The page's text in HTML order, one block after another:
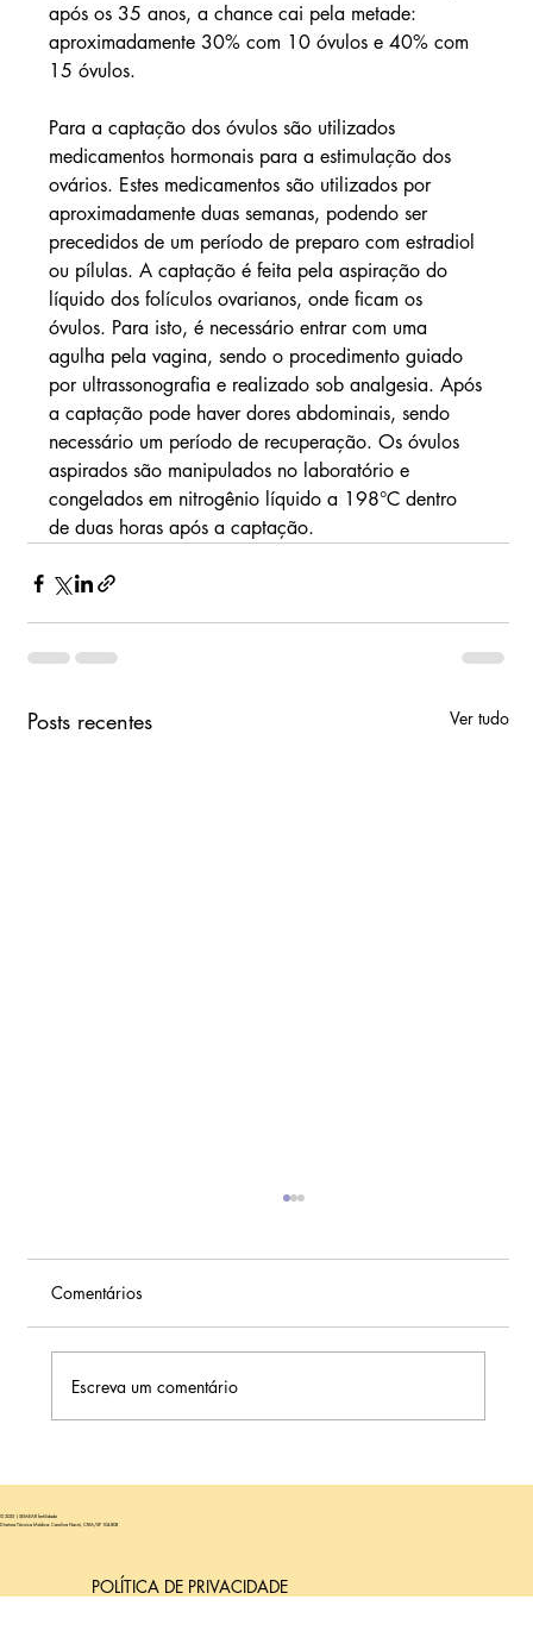
após os 35 anos, a chance cai pela metade:
aproximadamente 30% com 10 óvulos e 40% com
15 óvulos.
Para a captação dos óvulos são utilizados
medicamentos hormonais para a estimulação dos
ovários. Estes medicamentos são utilizados por
aproximadamente duas semanas, podendo ser
precedidos de um período de preparo com estradiol
ou pílulas. A captação é feita pela aspiração do
líquido dos folículos ovarianos, onde ficam os
óvulos. Para isto, é necessário entrar com uma
agulha pela vagina, sendo o procedimento guiado
por ultrassonografia e realizado sob analgesia. Após
a captação pode haver dores abdominais, sendo
necessário um período de recuperação. Os óvulos
aspirados são manipulados no laboratório e
congelados em nitrogênio líquido a ­198°C dentro
de duas horas após a captação.
Posts recentes Ver tudo
Física Durante a FIV?
Comentários
Escreva um comentário
© 2025 | SEMEAR fertilidade
Diretora Técnica Médica: Carolina Nastri, CRM/SP 104.808
POLÍTICA DE PRIVACIDADE